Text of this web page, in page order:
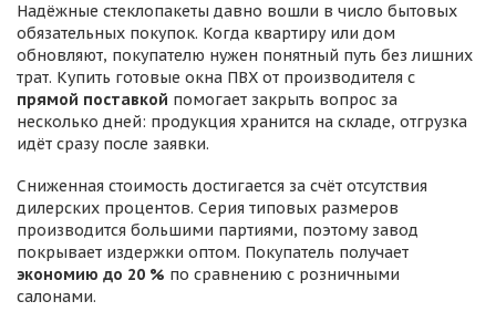
Надёжные стеклопакеты давно вошли в число бытовых
обязательных покупок. Когда квартиру или дом
обновляют, покупателю нужен понятный путь без лишних
трат. Купить готовые окна ПВХ от производителя с
прямой поставкой помогает закрыть вопрос за
несколько дней: продукция хранится на складе, отгрузка
идёт сразу после заявки.
Сниженная стоимость достигается за счёт отсутствия
дилерских процентов. Серия типовых размеров
производится большими партиями, поэтому завод
покрывает издержки оптом. Покупатель получает
экономию до 20 % по сравнению с розничными
салонами.